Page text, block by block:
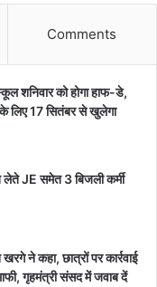
Comments
शनिवार को होगा हाफ-डे,
के लिए 17 सितंबर से खुलेगा
लेते JE समेत 3 बिजली कर्मी
ने कहा, छात्रों पर कार्रवाई
गृहमंत्री संसद में जवाब दें